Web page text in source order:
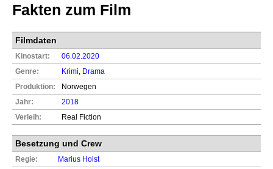
Fakten zum Film
Filmdaten
Kinostart:
06.02.2020
Genre:
Krimi Drama
Produktion:
Norwegen
Jahr:
2018
Verleih:
Real Fiction
Besetzung und Crew
Regie:
Marius Holst